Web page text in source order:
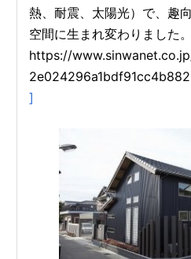
熱、耐震、太陽光）で、趣
空間に生まれ変わりました
https://
]